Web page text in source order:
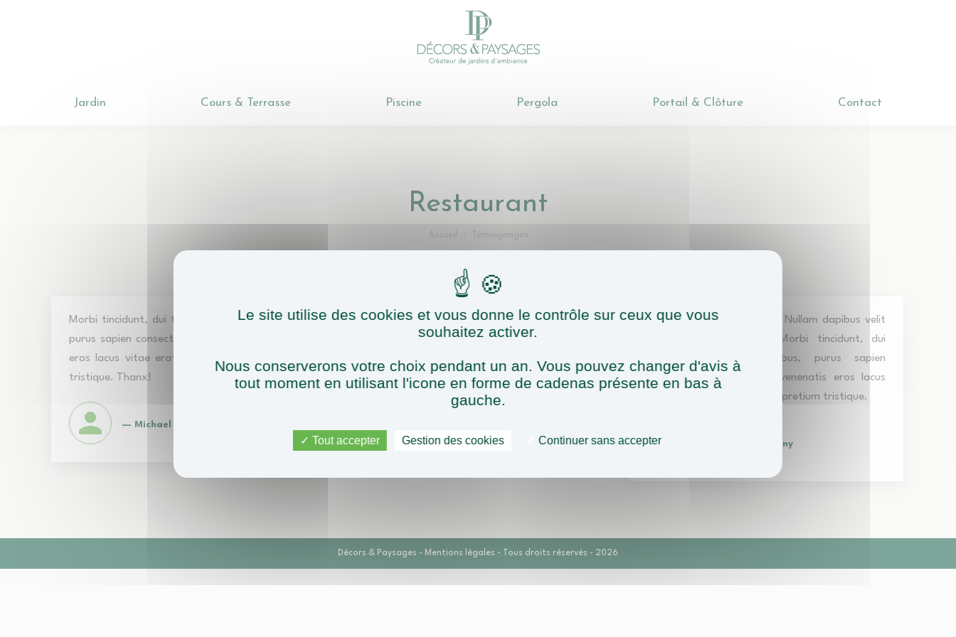
Jardin Cours & Terrasse Piscine Pergola Portail & Clôture Contact
Restaurant
Vous êtes ici :
Accueil Témoignages
Morbi tincidunt, dui tristique tincidunt faucibus,
purus sapien consectetur libero, vitae venenatis
eros lacus vitae erat. Mauris tristique pretium
tristique. Thanx!
— Michael S, Canada
WOW! Dapibus velit vel suscipit malesuada.
Morbi tincidunt, purus sapien consectetur libero,
vitae venenatis eros lacus vitae erat. Mauris
tristique pretium tristique.
In volutpat vehicula iaculis. Nullam dapibus velit
vel suscipit malesuada. Morbi tincidunt, dui
tristique tincidunt faucibus, purus sapien
consectetur libero, vitae venenatis eros lacus
vitae erat. Mauris tristique pretium tristique.
— Sara B, Germany
Décors & Paysages - Mentions légales - Tous droits réservés - 2026
Cours & Terrasse Piscine
Le site utilise des cookies et vous donne le contrôle sur ceux que vous
souhaitez activer.
Nous conserverons votre choix pendant un an. Vous pouvez changer d'avis à
tout moment en utilisant l'icone en forme de cadenas présente en bas à
gauche.
Tout accepter Gestion des cookies Continuer sans accepter